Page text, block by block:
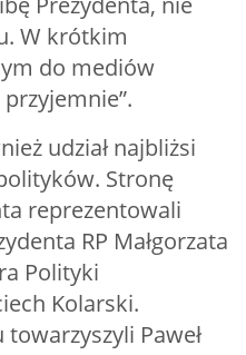
W krótkim
do mediów
udział najbliżsi
Stronę
reprezentowali
RP Małgorzata
Polityki
Kolarski.
Paweł